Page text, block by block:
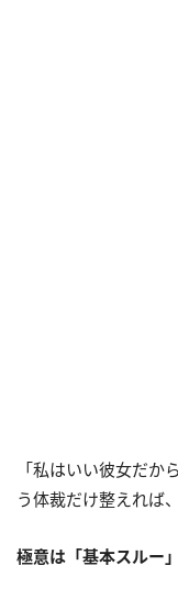
「私はいい彼女だか
う体裁だけ整えれば
極意は「基本スルー」